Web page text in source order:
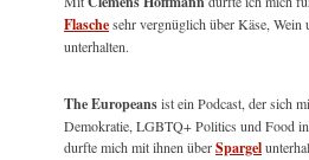
Flaschesehr vergnüglich über Käse,
unterhalten.
The Europeansist ein Podcast, der sich
Demokratie, LGBTQ+ Politics und Food
durfte mich mit ihnen überSpargel